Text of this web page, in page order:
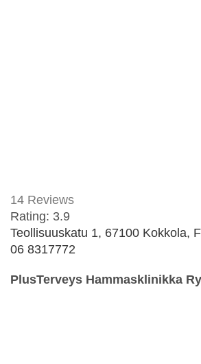
14 Reviews
Rating: 3.9
Teollisuuskatu 1, 67100 Kokkola,
06 8317772
PlusTerveys Hammasklinikka